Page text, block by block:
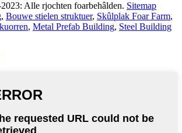
Alle rjochten foarbehâlden. Sitemap
, Bouwe stielen struktuer, Skûlplak Foar Farm,
, Metal Prefab Building, Steel Building